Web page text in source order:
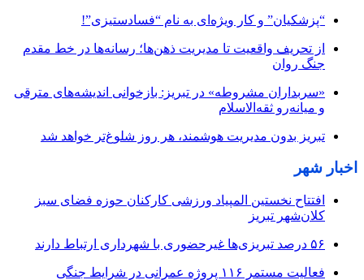
“پزشکیان” و کار ویژه‌ای به نام “فسادستیزی”!
از تحریف واقعیت تا مدیریت ذهن‌ها؛ رسانه‌ها در خط مقدم
جنگ روان
«سربداران مشروطه» در تبریز: بازخوانی اندیشه‌های مترقی
و میانه‌رو ثقه‌الاسلام
تبریز بدون مدیریت هوشمند، هر روز شلوغ‌تر خواهد شد
اخبار شهر
افتتاح نخستین المپیاد ورزشی کارکنان حوزه فضای سبز
کلان‌شهر تبریز
۵۶ درصد تبریزی‌ها غیرحضوری با شهرداری ارتباط دارند
فعالیت مستمر ۱۱۶ پروژه عمرانی در شرایط جنگی